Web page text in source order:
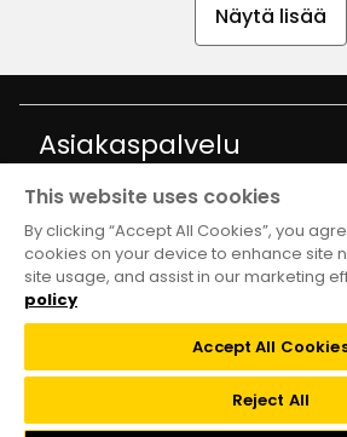
Näytä lisää
Asiakaspalvelu
Kysymyksiä ja vastauksia
Tietoja
Tavaratalot ja aukioloajat
Vastuullisuus ja laatu
Club Rusta
Klubitarjoukset
Verkkokauppa
This website uses cookies
By clicking “Accept All Cookies”, you
cookies on your device to enhance site
site usage, and assist in our marketing
policy
Accept All
Reject All